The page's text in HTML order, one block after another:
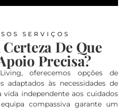
SERVIÇOS
De Que
Precisa?
oferecemos opções de
adaptados às necessidades de
vida independente aos cuidados
compassiva garante um